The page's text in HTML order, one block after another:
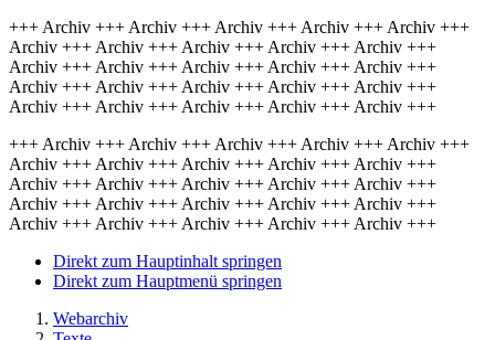
+++ Archiv +++ Archiv +++ Archiv +++ Archiv +++ Archiv +++
Archiv +++ Archiv +++ Archiv +++ Archiv +++ Archiv +++
Archiv +++ Archiv +++ Archiv +++ Archiv +++ Archiv +++
Archiv +++ Archiv +++ Archiv +++ Archiv +++ Archiv +++
Archiv +++ Archiv +++ Archiv +++ Archiv +++ Archiv +++
+++ Archiv +++ Archiv +++ Archiv +++ Archiv +++ Archiv +++
Archiv +++ Archiv +++ Archiv +++ Archiv +++ Archiv +++
Archiv +++ Archiv +++ Archiv +++ Archiv +++ Archiv +++
Archiv +++ Archiv +++ Archiv +++ Archiv +++ Archiv +++
Archiv +++ Archiv +++ Archiv +++ Archiv +++ Archiv +++
Direkt zum Hauptinhalt springen
Direkt zum Hauptmenü springen
Webarchiv